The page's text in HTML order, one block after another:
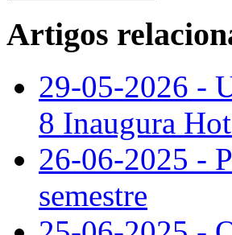
Artigos
29-05-2026 -
8 Inaugura
26-06-2025 -
semestre